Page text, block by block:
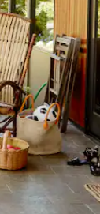
abajo o explora